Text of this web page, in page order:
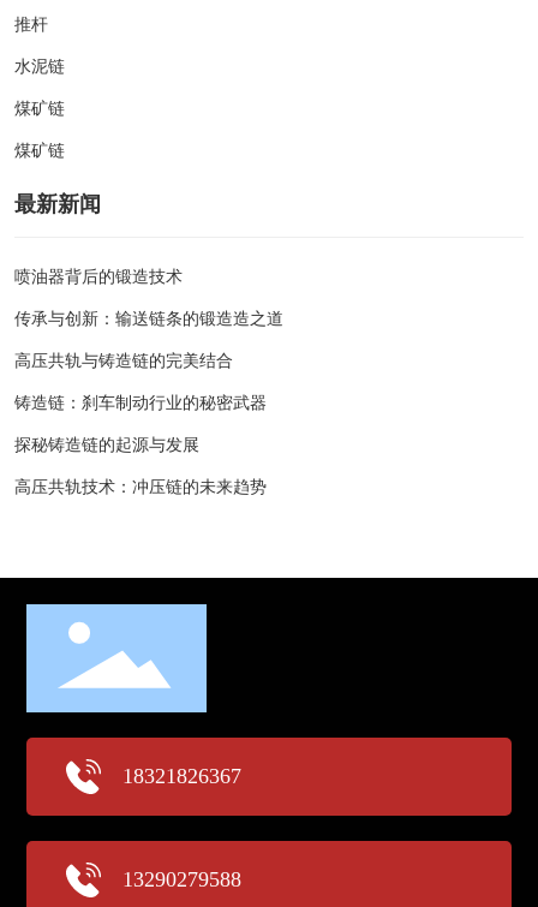
推杆
水泥链
煤矿链
煤矿链
最新新闻
喷油器背后的锻造技术
传承与创新：输送链条的锻造造之道
高压共轨与铸造链的完美结合
铸造链：刹车制动行业的秘密武器
探秘铸造链的起源与发展
高压共轨技术：冲压链的未来趋势
18321826367
13290279588